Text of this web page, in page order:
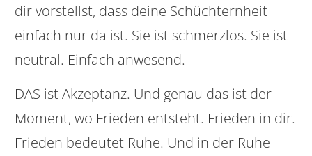
dir vorstellst, dass deine Schüchternheit
einfach nur da ist. Sie ist schmerzlos. Sie ist
neutral. Einfach anwesend.
DAS ist Akzeptanz. Und genau das ist der
Moment, wo Frieden entsteht. Frieden in dir.
Frieden bedeutet Ruhe. Und in der Ruhe